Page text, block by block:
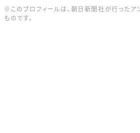
※このプロフィールは、朝日新聞社が行ったア
ものです。